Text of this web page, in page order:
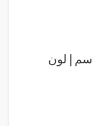
حوض سيراميك للحمام 45X40 سم | لون